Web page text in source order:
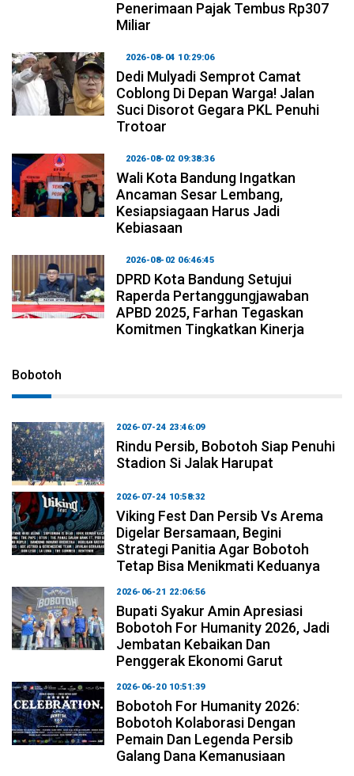
Penerimaan Pajak Tembus Rp307
Miliar
2026-08-04 10:29:06
Dedi Mulyadi Semprot Camat
Coblong Di Depan Warga! Jalan
Suci Disorot Gegara PKL Penuhi
Trotoar
2026-08-02 09:38:36
Wali Kota Bandung Ingatkan
Ancaman Sesar Lembang,
Kesiapsiagaan Harus Jadi
Kebiasaan
2026-08-02 06:46:45
DPRD Kota Bandung Setujui
Raperda Pertanggungjawaban
APBD 2025, Farhan Tegaskan
Komitmen Tingkatkan Kinerja
Bobotoh
2026-07-24 23:46:09
Rindu Persib, Bobotoh Siap Penuhi
Stadion Si Jalak Harupat
2026-07-24 10:58:32
Viking Fest Dan Persib Vs Arema
Digelar Bersamaan, Begini
Strategi Panitia Agar Bobotoh
Tetap Bisa Menikmati Keduanya
2026-06-21 22:06:56
Bupati Syakur Amin Apresiasi
Bobotoh For Humanity 2026, Jadi
Jembatan Kebaikan Dan
Penggerak Ekonomi Garut
2026-06-20 10:51:39
Bobotoh For Humanity 2026:
Bobotoh Kolaborasi Dengan
Pemain Dan Legenda Persib
Galang Dana Kemanusiaan